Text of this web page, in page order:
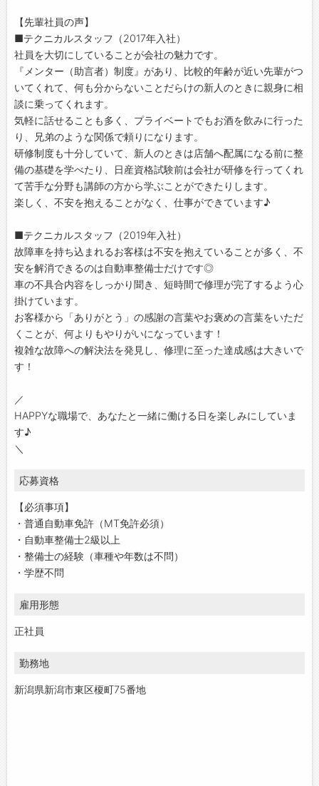
【先輩社員の声】
■テクニカルスタッフ（2017年入社）
社員を大切にしていることが会社の魅力です。
『メンター（助言者）制度』があり、比較的年齢が近い先輩がつ
いてくれて、何も分からないことだらけの新人のときに親身に相
談に乗ってくれます。
気軽に話せることも多く、プライベートでもお酒を飲みに行った
り、兄弟のような関係で頼りになります。
研修制度も十分していて、新人のときは店舗へ配属になる前に整
備の基礎を学べたり、日産資格試験前は会社が研修を行ってくれ
て苦手な分野も講師の方から学ぶことができたりします。
楽しく、不安を抱えることがなく、仕事ができています♪
■テクニカルスタッフ（2019年入社）
故障車を持ち込まれるお客様は不安を抱えていることが多く、不
安を解消できるのは自動車整備士だけです◎
車の不具合内容をしっかり聞き、短時間で修理が完了するよう心
掛けています。
お客様から「ありがとう」の感謝の言葉やお褒めの言葉をいただ
くことが、何よりもやりがいになっています！
複雑な故障への解決法を発見し、修理に至った達成感は大きいで
す！
／
HAPPYな職場で、あなたと一緒に働ける日を楽しみにしていま
す♪
＼
応募資格
【必須事項】
・普通自動車免許（MT免許必須）
・自動車整備士2級以上
・整備士の経験（車種や年数は不問）
・学歴不問
雇用形態
正社員
勤務地
新潟県新潟市東区榎町75番地